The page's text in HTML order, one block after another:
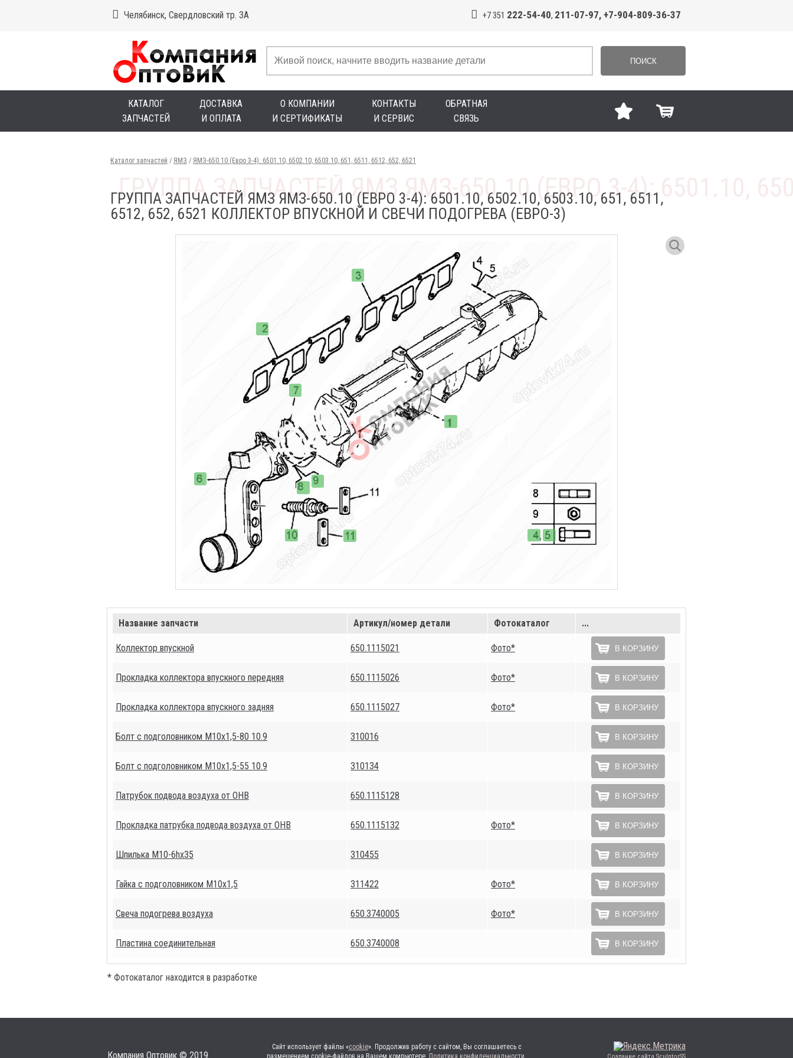
Челябинск, Свердловский тр. 3А +7 351 222-54-40, 211-07-97, +7-904-809-36-37
ПОИСК
КАТАЛОГ
ЗАПЧАСТЕЙ
ДОСТАВКА
И ОПЛАТА
О КОМПАНИИ
И СЕРТИФИКАТЫ
КОНТАКТЫ
И СЕРВИС
ОБРАТНАЯ
СВЯЗЬ
Каталог запчастей / ЯМЗ / ЯМЗ-650.10 (Евро 3-4): 6501.10, 6502.10, 6503.10, 651, 6511, 6512, 652, 6521
ГРУППА ЗАПЧАСТЕЙ ЯМЗ ЯМЗ-650.10 (ЕВРО 3-4): 6501.10, 6502.10, 6503.10, 651, 6511,
6512, 652, 6521 КОЛЛЕКТОР ВПУСКНОЙ И СВЕЧИ ПОДОГРЕВА (ЕВРО-3)
Название запчасти Артикул/номер детали Фотокаталог ...
Коллектор впускной 650.1115021 Фото* В КОРЗИНУ
Прокладка коллектора впускного передняя 650.1115026 Фото* В КОРЗИНУ
Прокладка коллектора впускного задняя 650.1115027 Фото* В КОРЗИНУ
Болт с подголовником М10х1,5-80 10.9 310016 В КОРЗИНУ
Болт с подголовником М10х1,5-55 10.9 310134 В КОРЗИНУ
Патрубок подвода воздуха от ОНВ 650.1115128 В КОРЗИНУ
Прокладка патрубка подвода воздуха от ОНВ 650.1115132 Фото* В КОРЗИНУ
Шпилька М10-6hх35 310455 В КОРЗИНУ
Гайка с подголовником М10х1,5 311422 Фото* В КОРЗИНУ
Свеча подогрева воздуха 650.3740005 Фото* В КОРЗИНУ
Пластина соединительная 650.3740008 В КОРЗИНУ
* Фотокаталог находится в разработке
Компания Оптовик © 2019
Сайт использует файлы «cookie». Продолжив работу с сайтом, Вы соглашаетесь с